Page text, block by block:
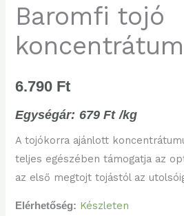
Baromfi tojó
6.790 Ft
Egységár: 679Ft /kg
Atojókorra ajánlott
teljes egészében támogatja az
az első megtojt tojástól az
Elérhetőség: Készleten